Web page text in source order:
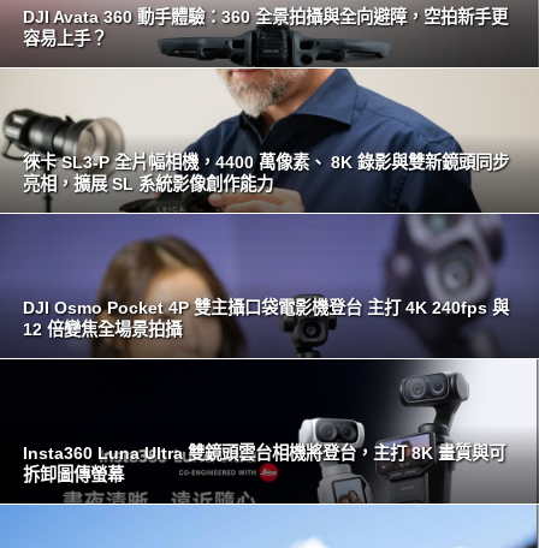
DJI Avata 360 動手體驗：360 全景拍攝與全向避障，空拍新手更
容易上手？
徠卡 SL3-P 全片幅相機，4400 萬像素、 8K 錄影與雙新鏡頭同步
亮相，擴展 SL 系統影像創作能力
DJI Osmo Pocket 4P 雙主攝口袋電影機登台 主打 4K 240fps 與
12 倍變焦全場景拍攝
Insta360 Luna Ultra 雙鏡頭雲台相機將登台，主打 8K 畫質與可
拆卸圖傳螢幕